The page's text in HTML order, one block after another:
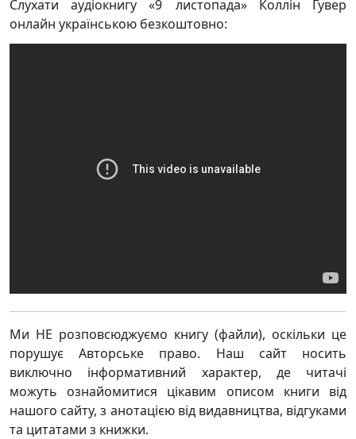
Слухати аудіокнигу «9 листопада» Коллін Гувер
онлайн українською безкоштовно:
Ми НЕ розповсюджуємо книгу (файли), оскільки це
порушує Авторське право. Наш сайт носить
виключно інформативний характер, де читачі
можуть ознайомитися цікавим описом книги від
нашого сайту, з анотацією від видавництва, відгуками
та цитатами з книжки.